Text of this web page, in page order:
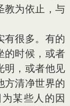
教为依止，与
有很多。有的
的时候，或者
明，或者他见
方清净世界的
某些人的因